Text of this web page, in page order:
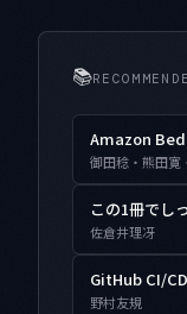
📚
Amazon
御田稔・熊田寛
佐倉井理冴
GitHub CI/
野村友規